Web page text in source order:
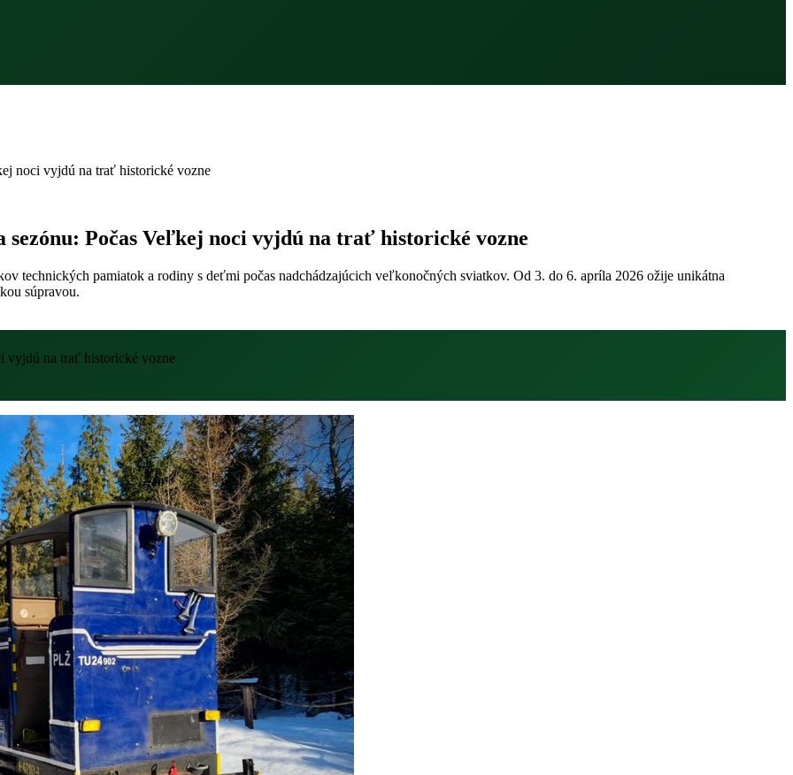
noci vyjdú na trať historické vozne
sezónu: Počas Veľkej noci vyjdú na trať historické vozne
technických pamiatok a rodiny s deťmi počas nadchádzajúcich veľkonočných sviatkov. Od 3. do 6. apríla 2026 ožije unikátna
súpravou.
vyjdú na trať historické vozne